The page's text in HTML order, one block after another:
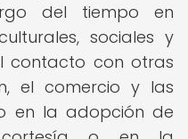
del tiempo en
sociales y
contacto con otras
el comercio y las
en la adopción de